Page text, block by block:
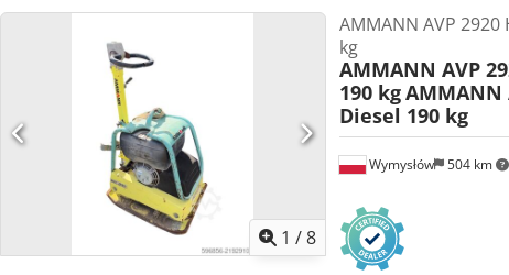
1 /8
Wymysłów 504 km
AMMANN AVP 2920
kg
AMMANN AVP
190 kgAMMANN
Diesel 190 kg